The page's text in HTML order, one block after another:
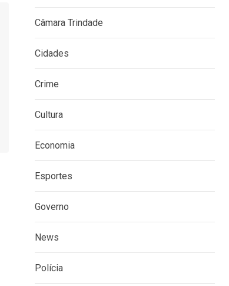
Câmara Trindade
Cidades
Crime
Cultura
Economia
Esportes
Governo
News
Polícia